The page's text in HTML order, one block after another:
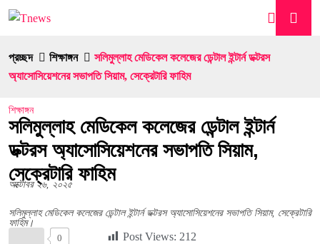
প্রচ্ছদ শিক্ষাঙ্গন
সলিমুল্লাহ মেডিকেল কলেজের ডেন্টাল ইন্টার্ন ডক্টরস
অ্যাসোসিয়েশনের সভাপতি সিয়াম, সেক্রেটারি ফাহিম
শিক্ষাঙ্গন
সলিমুল্লাহ মেডিকেল কলেজের ডেন্টাল ইন্টার্ন
ডক্টরস অ্যাসোসিয়েশনের সভাপতি সিয়াম,
সেক্রেটারি ফাহিম
অক্টোবর ২৬, ২০২৫
সলিমুল্লাহ মেডিকেল কলেজের ডেন্টাল ইন্টার্ন ডক্টরস অ্যাসোসিয়েশনের সভাপতি সিয়াম, সেক্রেটারি
ফাহিম।
0 Post Views: 212